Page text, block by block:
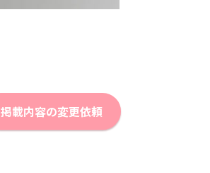
掲載内容の変更依頼